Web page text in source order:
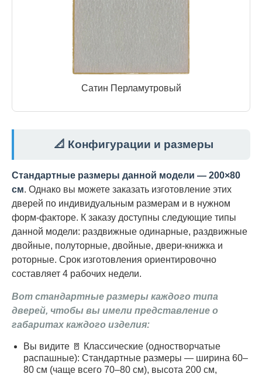
Сатин Перламутровый
📐 Конфигурации и размеры
Стандартные размеры данной модели — 200×80
см. Однако вы можете заказать изготовление этих
дверей по индивидуальным размерам и в нужном
форм-факторе. К заказу доступны следующие типы
данной модели: раздвижные одинарные, раздвижные
двойные, полуторные, двойные, двери-книжка и
роторные. Срок изготовления ориентировочно
составляет 4 рабочих недели.
Вот стандартные размеры каждого типа
дверей, чтобы вы имели представление о
габаритах каждого изделия:
Вы видите 🚪 Классические (одностворчатые
распашные): Стандартные размеры — ширина 60–
80 см (чаще всего 70–80 см), высота 200 см,